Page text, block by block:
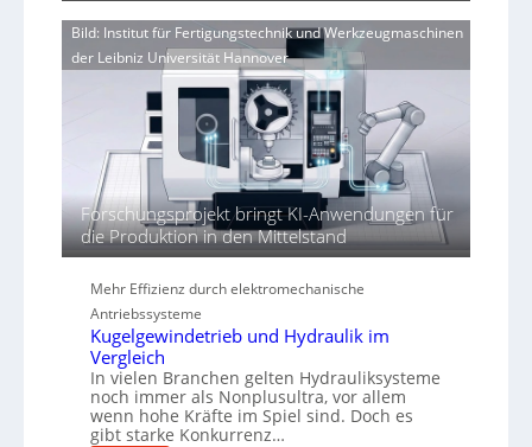
r
j
i
r
n
e
r
h
d
i
e
r
f
o
r
m
a
Bild: Institut für Fertigungstechnik und Werkzeugmaschinen
der Leibniz Universität Hannover
Forschungsprojekt bringt KI-Anwendungen für
die Produktion in den Mittelstand
Mehr Effizienz durch elektromechanische
Antriebssysteme
Kugelgewindetrieb und Hydraulik im
Vergleich
In vielen Branchen gelten Hydrauliksysteme
noch immer als Nonplusultra, vor allem
wenn hohe Kräfte im Spiel sind. Doch es
gibt starke Konkurrenz…